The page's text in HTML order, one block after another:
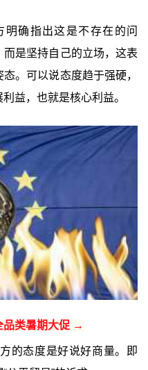
确指出这是不存在的问
是坚持自己的立场，这表
。可以说态度趋于强硬，
益，也就是核心利益。
品类暑期大促 →
的态度是好说好商量。即